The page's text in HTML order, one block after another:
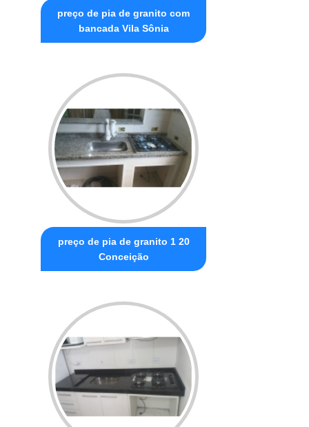
preço de pia de granito com
bancada Vila Sônia
preço de pia de granito 1 20
Conceição